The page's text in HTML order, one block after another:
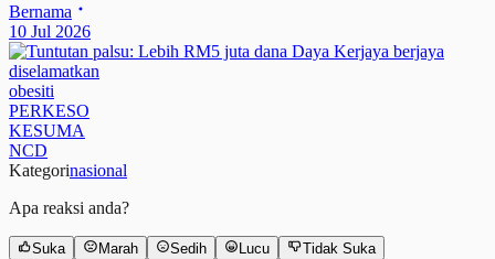
Bernama
10 Jul 2026
obesiti
PERKESO
KESUMA
NCD
Kategorinasional
Apa reaksi anda?
Suka Marah Sedih Lucu Tidak Suka